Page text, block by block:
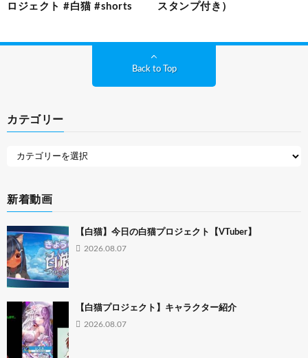
ロジェクト #白猫 #shorts
スタンプ付き）
Back to Top
カテゴリー
新着動画
【白猫】今日の白猫プロジェクト【VTuber】
2026.08.07
【白猫プロジェクト】キャラクター紹介
2026.08.07